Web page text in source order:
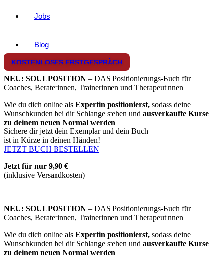
Jobs
Blog
KOSTENLOSES ERSTGESPRÄCH
NEU: SOULPOSITION – DAS Positionierungs-Buch für
Coaches, Beraterinnen, Trainerinnen und Therapeutinnen
Wie du dich online als Expertin positionierst, sodass deine
Wunschkunden bei dir Schlange stehen und ausverkaufte Kurse
zu deinem neuen Normal werden
Sichere dir jetzt dein Exemplar und dein Buch
ist in Kürze in deinen Händen!
JETZT BUCH BESTELLEN
Jetzt für nur 9,90 €
(inklusive Versandkosten)
NEU: SOULPOSITION – DAS Positionierungs-Buch für
Coaches, Beraterinnen, Trainerinnen und Therapeutinnen
Wie du dich online als Expertin positionierst, sodass deine
Wunschkunden bei dir Schlange stehen und ausverkaufte Kurse
zu deinem neuen Normal werden